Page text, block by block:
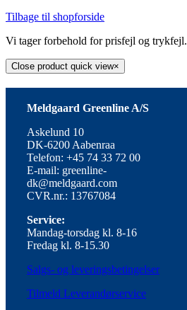
Tilbage til shopforside
Vi tager forbehold for prisfejl og trykfejl.
Close product quick view×
Meldgaard Greenline A/S
Askelund 10
DK-6200 Aabenraa
Telefon: +45 74 33 72 00
E-mail: greenline-
dk@meldgaard.com
CVR.nr.: 13767084
Service:
Mandag-torsdag kl. 8-16
Fredag kl. 8-15.30
Salgs- og leveringsbetingelser
Tilmeld Leverandørservice